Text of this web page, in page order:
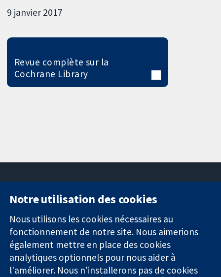
9 janvier 2017
Revue complète sur la
Cochrane Library
Des données
probantes.
Des décisions
éclairées.
Une meilleure
11-13 Cavendish
Square
Londres
W1G0AN
Royaume-Uni
nous
Actualités
Service de
presse
Qui sommes-
nous
Notre utilisation des cookies
Nous utilisons les cookies nécessaires au
fonctionnement de notre site. Nous aimerions
également mettre en place des cookies
analytiques optionnels pour nous aider à
l'améliorer. Nous n'installerons pas de cookies